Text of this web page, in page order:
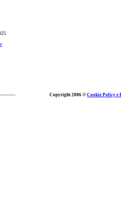
Copyright 2006 © Cookie Policy e